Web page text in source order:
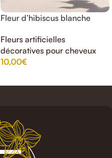
Fleur d’hibiscus blanche
Fleurs artificielles
décoratives pour cheveux
10,00€